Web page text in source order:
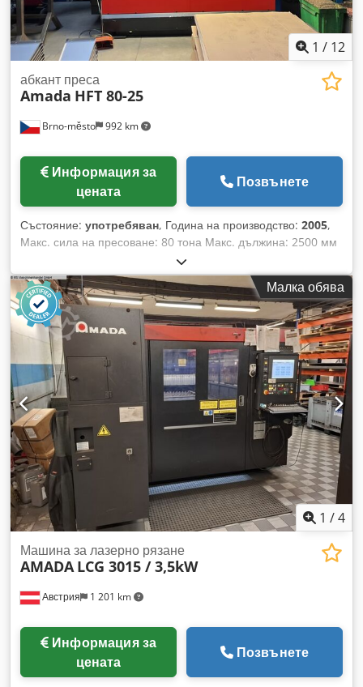
1 / 12
Brno-město 992 km
абкант преса
Amada HFT 80-25
Информация за
цената
Позвънете
Състояние: употребяван, Година на производство: 2005,
Макс. сила на пресоване: 80 тона Макс. дължина: 2500 мм
Ход: 200 мм Тегло на машината: 5750 кг Dcjdszdf D Uepfx
Abzek
Малка обява
1 /4
Австрия 1 201 km
Машина за лазерно рязане
AMADA LCG 3015 / 3,5kW
Информация за
цената
Позвънете